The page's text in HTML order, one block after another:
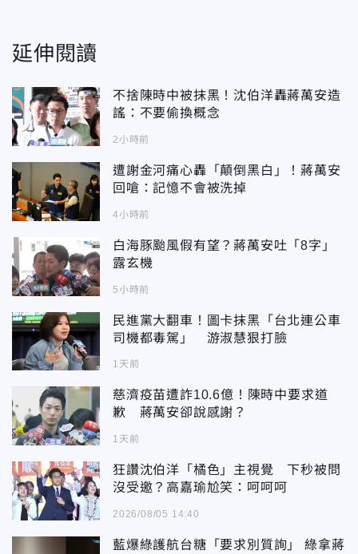
延伸閱讀
不捨陳時中被抹黑！沈伯洋轟蔣萬安造
謠：不要偷換概念
2小時前
遭謝金河痛心轟「顛倒黑白」！蔣萬安
回嗆：記憶不會被洗掉
4小時前
白海豚颱風假有望？蔣萬安吐「8字」
露玄機
5小時前
民進黨大翻車！圖卡抹黑「台北連公車
司機都毒駕」 游淑慧狠打臉
1天前
慈濟疫苗遭詐10.6億！陳時中要求道
歉 蔣萬安卻說感謝？
1天前
狂讚沈伯洋「橘色」主視覺 下秒被問
沒受邀？高嘉瑜尬笑：呵呵呵
2026/08/05 14:40
藍爆綠護航台糖「要求別質詢」 綠拿蔣